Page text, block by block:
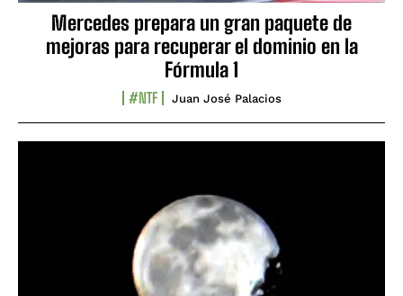
Mercedes prepara un gran paquete de
mejoras para recuperar el dominio en la
Fórmula 1
#NTF Juan José Palacios